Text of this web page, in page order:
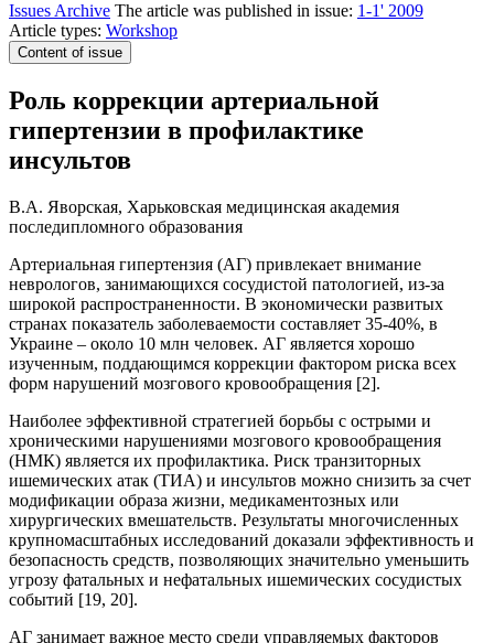
Issues Archive The article was published in issue: 1-1' 2009
Article types: Workshop
Content of issue
Роль коррекции артериальной
гипертензии в профилактике
инсультов
В.А. Яворская, Харьковская медицинская академия
последипломного образования
Артериальная гипертензия (АГ) привлекает внимание
неврологов, занимающихся сосудистой патологией, из-за
широкой распространенности. В экономически развитых
странах показатель заболеваемости составляет 35-40%, в
Украине – около 10 млн человек. АГ является хорошо
изученным, поддающимся коррекции фактором риска всех
форм нарушений мозгового кровообращения [2].
Наиболее эффективной стратегией борьбы с острыми и
хроническими нарушениями мозгового кровообращения
(НМК) является их профилактика. Риск транзиторных
ишемических атак (ТИА) и инсультов можно снизить за счет
модификации образа жизни, медикаментозных или
хирургических вмешательств. Результаты многочисленных
крупномасштабных исследований доказали эффективность и
безопасность средств, позволяющих значительно уменьшить
угрозу фатальных и нефатальных ишемических сосудистых
событий [19, 20].
АГ занимает важное место среди управляемых факторов